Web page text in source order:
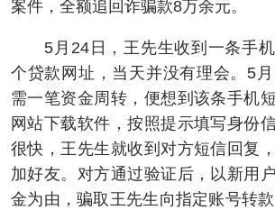
人才在线 天涯企服
案件，全额追回诈骗款8万余元。
5月24日，王先生收到一条手机
个贷款网址，当天并没有理会。5
需一笔资金周转，便想到该条手机
网站下载软件，按照提示填写身份
很快，王先生就收到对方短信回复
加好友。对方通过验证后，以新用
金为由，骗取王先生向指定账号转